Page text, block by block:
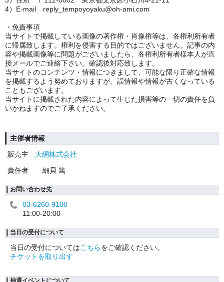
4）E-mail reply_tempoyoyaku@oh-ami.com
・免責事項
当サイトで掲載している画像の著作権・肖像権等は、各権利所有者
に帰属致します。権利を侵害する目的ではございません。記事の内
容や掲載画像等に問題がございましたら、各権利所有者様本人が直
接メールでご連絡下さい。確認後対応致します。
当サイトのコンテンツ・情報につきまして、可能な限り正確な情報
を掲載するよう努めておりますが、誤情報や情報が古くなっている
こともございます。
当サイトに掲載された内容によって生じた損害等の一切の責任を負
いかねますのでご了承ください。
主催者情報
販売主
大網株式会社
責任者
細貝 篤
お問い合わせ先
03-6260-9100
11:00-20:00
当日の受付について
当日の受付についてはこちらをご確認ください。
チケットを取り出す
抽選イベントについて